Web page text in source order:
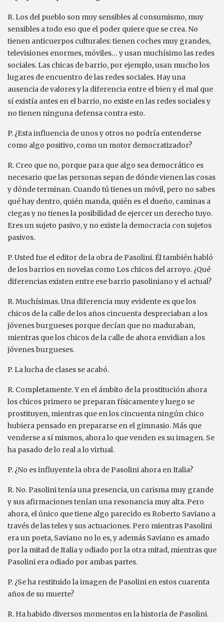
R. Los del pueblo son muy sensibles al consumismo, muy
sensibles a todo eso que el poder quiere que se crea. No
tienen anticuerpos culturales: tienen coches muy grandes,
televisiones enormes, móviles… y usan muchísimo las redes
sociales. Las chicas de barrio, por ejemplo, usan mucho los
lugares de encuentro de las redes sociales. Hay una
ausencia de valores y la diferencia entre el bien y el mal que
sí existía antes en el barrio, no existe en las redes sociales y
no tienen ninguna defensa contra esto.
P. ¿Esta influencia de unos y otros no podría entenderse
como algo positivo, como un motor democratizador?
R. Creo que no, porque para que algo sea democrático es
necesario que las personas sepan de dónde vienen las cosas
y dónde terminan. Cuando tú tienes un móvil, pero no sabes
qué hay dentro, quién manda, quién es el dueño, caminas a
ciegas y no tienes la posibilidad de ejercer un derecho tuyo.
Eres un sujeto pasivo, y no existe la democracia con sujetos
pasivos.
P. Usted fue el editor de la obra de Pasolini. Él también habló
de los barrios en novelas como Los chicos del arroyo. ¿Qué
diferencias existen entre ese barrio pasoliniano y el actual?
R. Muchísimas. Una diferencia muy evidente es que los
chicos de la calle de los años cincuenta despreciaban a los
jóvenes burgueses porque decían que no maduraban,
mientras que los chicos de la calle de ahora envidian a los
jóvenes burgueses.
P. La lucha de clases se acabó.
R. Completamente. Y en el ámbito de la prostitución ahora
los chicos primero se preparan físicamente y luego se
prostituyen, mientras que en los cincuenta ningún chico
hubiera pensado en prepararse en el gimnasio. Más que
venderse a sí mismos, ahora lo que venden es su imagen. Se
ha pasado de lo real a lo virtual.
P. ¿No es influyente la obra de Pasolini ahora en Italia?
R. No. Pasolini tenía una presencia, un carisma muy grande
y sus afirmaciones tenían una resonancia muy alta. Pero
ahora, el único que tiene algo parecido es Roberto Saviano a
través de las teles y sus actuaciones. Pero mientras Pasolini
era un poeta, Saviano no lo es, y además Saviano es amado
por la mitad de Italia y odiado por la otra mitad, mientras que
Pasolini era odiado por ambas partes.
P. ¿Se ha restituido la imagen de Pasolini en estos cuarenta
años de su muerte?
R. Ha habido diversos momentos en la historia de Pasolini.